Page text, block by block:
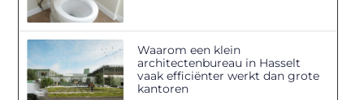
Waarom een klein
architectenbureau in Hasselt
vaak efficiënter werkt dan grote
kantoren